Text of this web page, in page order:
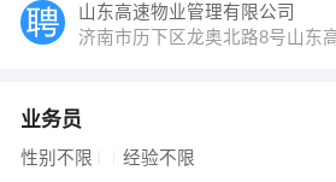
山东高速物业管理有限公司
济南市历下区龙奥北路8号山东
业务员
性别不限 经验不限